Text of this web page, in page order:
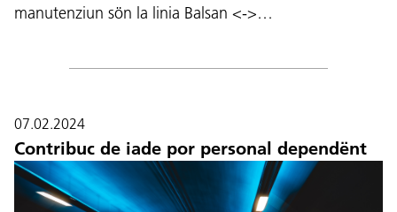
manutenziun sön la linia Balsan <->…
07.02.2024
Contribuc de iade por personal dependënt